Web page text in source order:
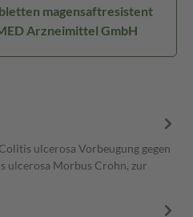
magensaftresistent
Arzneimittel GmbH
ulcerosa Vorbeugung gegen
ulcerosa Morbus Crohn, zur